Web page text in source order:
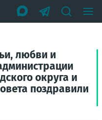
любви и
округа и
поздравили